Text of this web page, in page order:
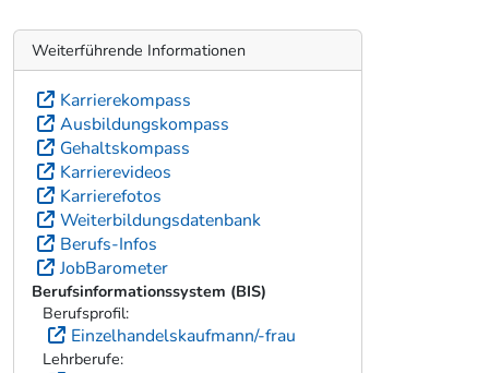
Weiterführende Informationen
Karrierekompass
Ausbildungskompass
Gehaltskompass
Karrierevideos
Karrierefotos
Weiterbildungsdatenbank
Berufs-Infos
JobBarometer
Berufsinformationssystem (BIS)
Berufsprofil:
Einzelhandelskaufmann/-frau
Lehrberufe: